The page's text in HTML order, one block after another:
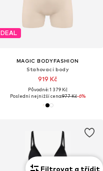
DEAL
MAGIC BODYFASHION
Stahovací body
919 Kč
Původně: 1 379 Kč
Poslední nejnižší cena:977 Kč-6%
Filtrovat a třídit